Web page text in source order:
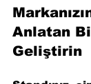
Anlatan
Geliştirin